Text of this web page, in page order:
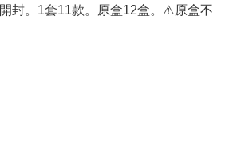
封。1套11款。原盒12盒。⚠️原盒不